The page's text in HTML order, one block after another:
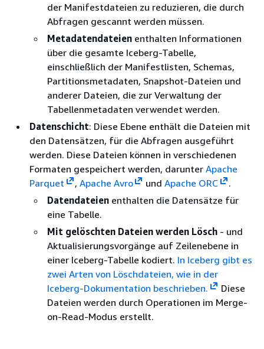
der Manifestdateien zu reduzieren, die durch
Abfragen gescannt werden müssen.
Metadatendateien enthalten Informationen
über die gesamte Iceberg-Tabelle,
einschließlich der Manifestlisten, Schemas,
Partitionsmetadaten, Snapshot-Dateien und
anderer Dateien, die zur Verwaltung der
Tabellenmetadaten verwendet werden.
Datenschicht: Diese Ebene enthält die Dateien mit
den Datensätzen, für die Abfragen ausgeführt
werden. Diese Dateien können in verschiedenen
Formaten gespeichert werden, darunter Apache
Parquet
, Apache Avro und Apache ORC
.
Datendateien enthalten die Datensätze für
eine Tabelle.
Mit gelöschten Dateien werden Lösch - und
Aktualisierungsvorgänge auf Zeilenebene in
einer Iceberg-Tabelle kodiert. In Iceberg gibt es
zwei Arten von Löschdateien, wie in der
Iceberg-Dokumentation beschrieben.
Diese
Dateien werden durch Operationen im Merge-
on-Read-Modus erstellt.